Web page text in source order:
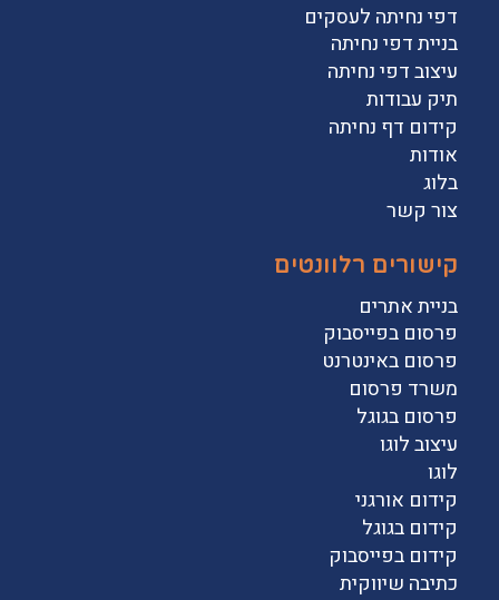
דפי נחיתה לעסקים
בניית דפי נחיתה
עיצוב דפי נחיתה
תיק עבודות
קידום דף נחיתה
אודות
בלוג
צור קשר
קישורים רלוונטים
בניית אתרים
פרסום בפייסבוק
פרסום באינטרנט
משרד פרסום
פרסום בגוגל
עיצוב לוגו
לוגו
קידום אורגני
קידום בגוגל
קידום בפייסבוק
כתיבה שיווקית